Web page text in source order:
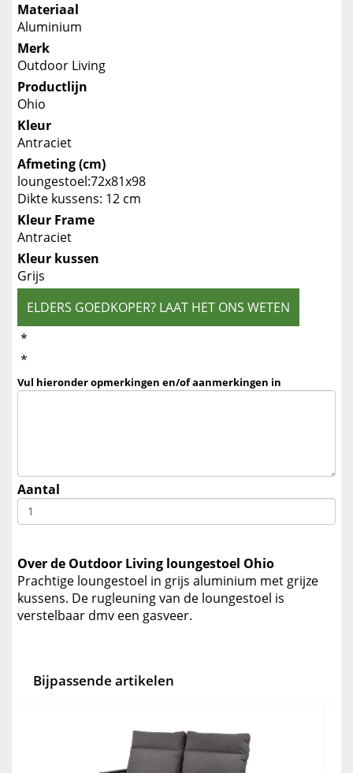
Materiaal
Aluminium
Merk
Outdoor Living
Productlijn
Ohio
Kleur
Antraciet
Afmeting (cm)
loungestoel:72x81x98
Dikte kussens: 12 cm
Kleur Frame
Antraciet
Kleur kussen
Grijs
ELDERS GOEDKOPER? LAAT HET ONS WETEN
*
*
Vul hieronder opmerkingen en/of aanmerkingen in
Aantal
Over de Outdoor Living loungestoel Ohio
Prachtige loungestoel in grijs aluminium met grijze
kussens. De rugleuning van de loungestoel is
verstelbaar dmv een gasveer.
Bijpassende artikelen